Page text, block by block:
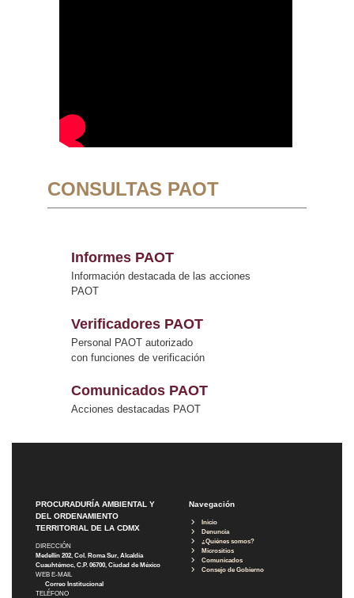
CONSULTAS PAOT
Informes PAOT
Información destacada de las acciones
PAOT
Verificadores PAOT
Personal PAOT autorizado
con funciones de verificación
Comunicados PAOT
Acciones destacadas PAOT
PROCURADURÍA AMBIENTAL Y
DEL ORDENAMIENTO
TERRITORIAL DE LA CDMX
DIRECCIÓN
Medellín 202, Col. Roma Sur, Alcaldía
Cuauhtémoc, C.P. 06700, Ciudad de México
WEB E-MAIL
Correo Institucional
TELÉFONO
Navegación
Inicio
Denuncia
¿Quiénes somos?
Micrositios
Comunicados
Consejo de Gobierno